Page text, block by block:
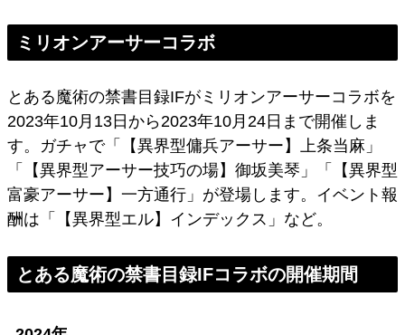
ミリオンアーサーコラボ
とある魔術の禁書目録IFがミリオンアーサーコラボを
2023年10月13日から2023年10月24日まで開催しま
す。ガチャで「【異界型傭兵アーサー】上条当麻」
「【異界型アーサー技巧の場】御坂美琴」「【異界型
富豪アーサー】一方通行」が登場します。イベント報
酬は「【異界型エル】インデックス」など。
とある魔術の禁書目録IFコラボの開催期間